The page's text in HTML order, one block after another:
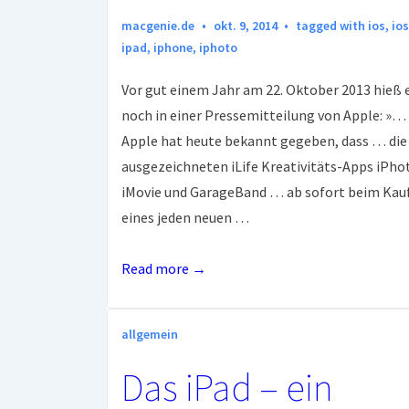
macgenie.de okt. 9, 2014 tagged with ios,
ipad, iphone, iphoto
Vor gut einem Jahr am 22. Oktober 2013 hieß
noch in einer Pressemitteilung von Apple: »…
Apple hat heute bekannt gegeben, dass … die
ausgezeichneten iLife Kreativitäts-Apps
iMovie und GarageBand … ab sofort beim
eines jeden neuen …
iOS
iPhoto
Read more →
allgemein
Das iPad – ein